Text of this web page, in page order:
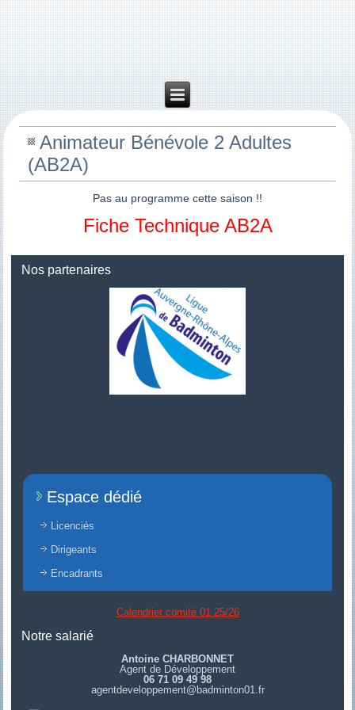
Animateur Bénévole 2 Adultes
(AB2A)
Pas au programme cette saison !!
Fiche Technique AB2A
Nos partenaires
Espace dédié
Licenciés
Dirigeants
Encadrants
Calendrier comité 01 25/26
Notre salarié
Antoine CHARBONNET
Agent de Développement
06 71 09 49 98
agentdeveloppement@badminton01.fr